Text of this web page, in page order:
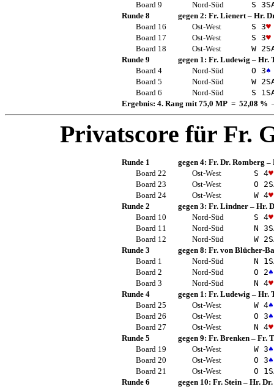
Board 9
Nord-Süd S 3
Runde 8
gegen 2: Fr. Lienert– Hr.
Board 16
Ost-West S 3♥
Board 17
Ost-West S 3♥
Board 18
Ost-West W 2
Runde 9
gegen 1: Fr. Ludewig – Hr.
Board 4
Nord-Süd O 3♠
Board 5
Nord-Süd W 2
Board 6
Nord-Süd S 1
Ergebnis: 4. Rang mit 75,0 MP = 52,08 %
Privatscore für Fr.
Runde 1 gegen 4: Fr. Dr. Romberg –
Board 22
Ost-West S 4♥
Board 23
Ost-West O 2
Board 24
Ost-West W 4♥
Runde 2
gegen 3: Fr. Lindner – Hr.
Board 10
Nord-Süd S 4♥
Board 11
Nord-Süd N 3
Board 12
Nord-Süd W 2
Runde 3
gegen 8: Fr. von Blücher-
Board 1
Nord-Süd N 1
Board 2
Nord-Süd O 2♠
Board 3
Nord-Süd N 4♥
Runde 4
gegen 1: Fr. Ludewig – Hr.
Board 25
Ost-West W 4♠
Board 26
Ost-West O 3♠
Board 27
Ost-West N 4♥
Runde 5
gegen 9: Fr. Brenken – Fr.
Board 19
Ost-West W 3♠
Board 20
Ost-West O 3♠
Board 21
Ost-West O 1
Runde 6
gegen 10: Fr. Stein – Hr.